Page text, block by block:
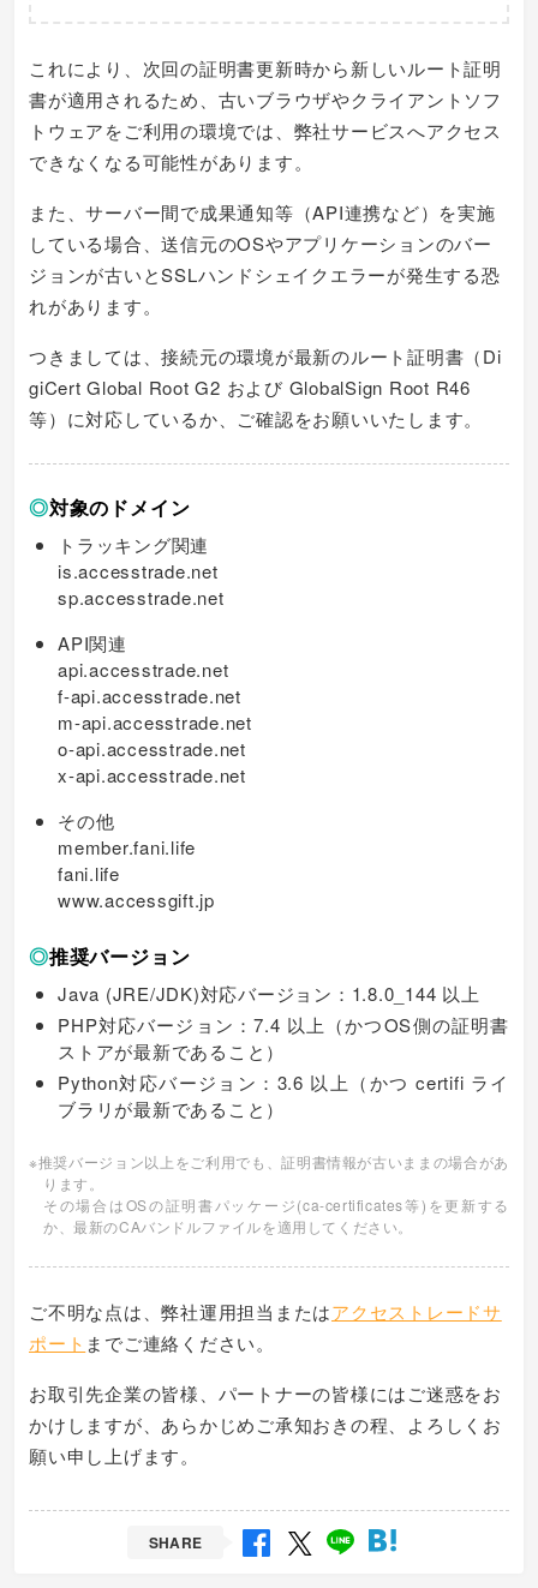
これにより、次回の証明書更新時から新しいルート証明
書が適用されるため、古いブラウザやクライアントソフ
トウェアをご利用の環境では、弊社サービスへアクセス
できなくなる可能性があります。
また、サーバー間で成果通知等（API連携など）を実施
している場合、送信元のOSやアプリケーションのバー
ジョンが古いとSSLハンドシェイクエラーが発生する恐
れがあります。
つきましては、接続元の環境が最新のルート証明書（Di
giCert Global Root G2 および GlobalSign Root R46
等）に対応しているか、ご確認をお願いいたします。
◎対象のドメイン
トラッキング関連
is.accesstrade.net
sp.accesstrade.net
API関連
api.accesstrade.net
f-api.accesstrade.net
m-api.accesstrade.net
o-api.accesstrade.net
x-api.accesstrade.net
その他
member.fani.life
fani.life
www.accessgift.jp
◎推奨バージョン
Java (JRE/JDK)対応バージョン：1.8.0_144 以上
PHP対応バージョン：7.4 以上（かつOS側の証明書
ストアが最新であること）
Python対応バージョン：3.6 以上（かつ certifi ライ
ブラリが最新であること）
※推奨バージョン以上をご利用でも、証明書情報が古いままの場合があ
ります。
その場合はOSの証明書パッケージ(ca-certificates等)を更新する
か、最新のCAバンドルファイルを適用してください。
ご不明な点は、弊社運用担当またはアクセストレードサ
ポート までご連絡ください。
お取引先企業の皆様、パートナーの皆様にはご迷惑をお
かけしますが、あらかじめご承知おきの程、よろしくお
願い申し上げます。
SHARE